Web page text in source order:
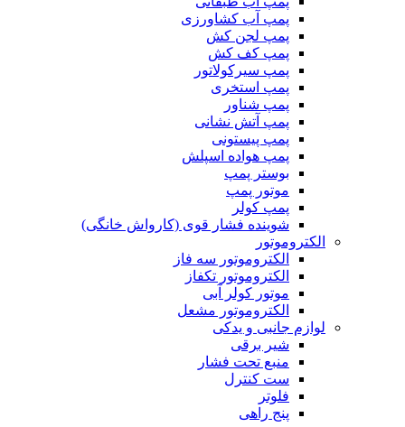
پمپ آب کشاورزی
پمپ لجن کش
پمپ کف کش
پمپ سیرکولاتور
پمپ استخری
پمپ شناور
پمپ آتش نشانی
پمپ پیستونی
پمپ هواده اسپلش
بوستر پمپ
موتور پمپ
پمپ کولر
شوینده فشار قوی (کارواش خانگی)
الکتروموتور
الکتروموتور سه فاز
الکتروموتور تکفاز
موتور کولر آبی
الکتروموتور مشعل
لوازم جانبی و یدکی
شیر برقی
منبع تحت فشار
ست کنترل
فلوتر
پنج راهی